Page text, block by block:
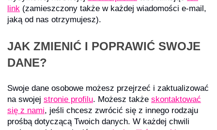
link (zamieszczony także w każdej wiadomości e-mail,
jaką od nas otrzymujesz).
JAK ZMIENIĆ I POPRAWIĆ SWOJE
DANE?
Swoje dane osobowe możesz przejrzeć i zaktualizować
na swojej stronie profilu. Możesz także skontaktować
się z nami, jeśli chcesz zwrócić się z innego rodzaju
prośbą dotyczącą Twoich danych. W każdej chwili